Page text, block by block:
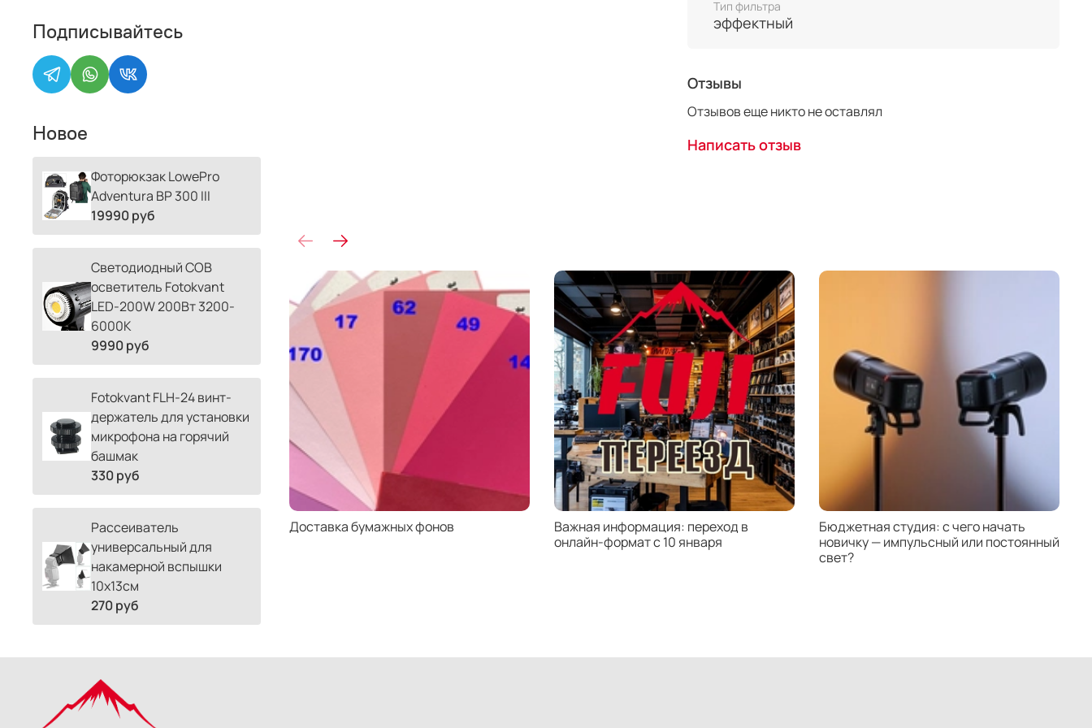
Тип фильтра
эффектный
Отзывы
Отзывов еще никто не оставлял
Написать отзыв
Доставка бумажных фонов
Важная информация: переход в
онлайн-формат с 10 января
Бюджетная студия: с чего начать
новичку — импульсный или постоянный
свет?
Подписывайтесь
Новое
Фоторюкзак LowePro
Adventura BP 300 III
19990 руб
Светодиодный COB
осветитель Fotokvant
LED-200W 200Вт 3200-
6000К
9990 руб
Fotokvant FLH-24 винт-
держатель для установки
микрофона на горячий
башмак
330 руб
Рассеиватель
универсальный для
накамерной вспышки
10х13см
270 руб